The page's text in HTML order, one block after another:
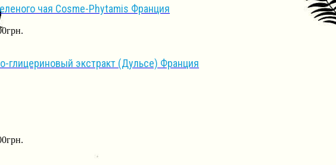
чая Cosme-Phytamis Франция
грн.
глицериновый экстракт (Дульсе) Франция
грн.